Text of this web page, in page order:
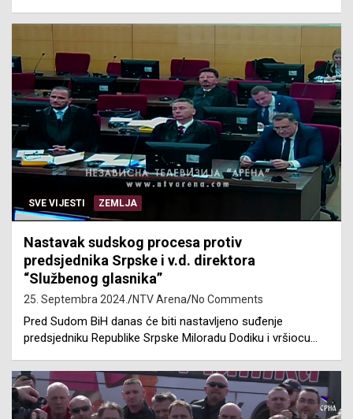
SVE VIJESTI ZEMLJA
Nastavak sudskog procesa protiv
predsjednika Srpske i v.d. direktora
“Službenog glasnika”
25. Septembra 2024. NTV Arena No Comments
Pred Sudom BiH danas će biti nastavljeno suđenje
predsjedniku Republike Srpske Miloradu Dodiku i vršiocu…